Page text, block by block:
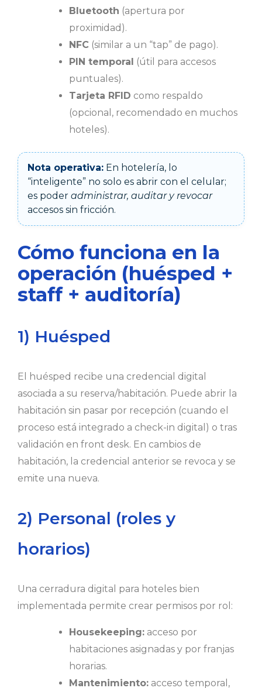
Bluetooth (apertura por
proximidad).
NFC (similar a un “tap” de pago).
PIN temporal (útil para accesos
puntuales).
Tarjeta RFID como respaldo
(opcional, recomendado en muchos
hoteles).
Nota operativa: En hotelería, lo
“inteligente” no solo es abrir con el celular;
es poder administrar, auditar y revocar
accesos sin fricción.
Cómo funciona en la
operación (huésped +
staff + auditoría)
1) Huésped
El huésped recibe una credencial digital
asociada a su reserva/habitación. Puede abrir la
habitación sin pasar por recepción (cuando el
proceso está integrado a check-in digital) o tras
validación en front desk. En cambios de
habitación, la credencial anterior se revoca y se
emite una nueva.
2) Personal (roles y
horarios)
Una cerradura digital para hoteles bien
implementada permite crear permisos por rol:
Housekeeping: acceso por
habitaciones asignadas y por franjas
horarias.
Mantenimiento: acceso temporal,